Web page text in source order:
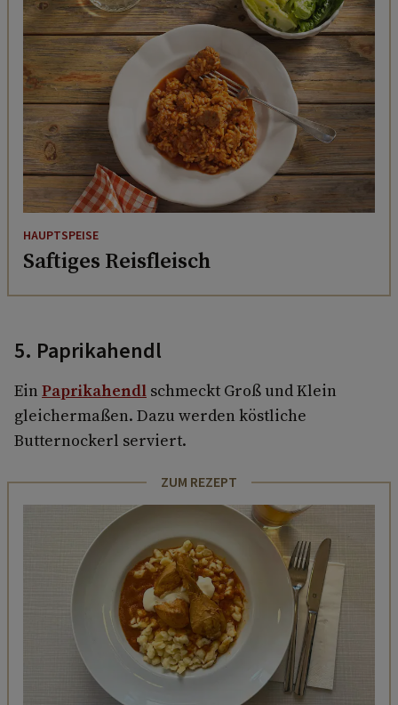
HAUPTSPEISE
Saftiges Reisfleisch
5. Paprikahendl
Ein Paprikahendl schmeckt Groß und Klein
gleichermaßen. Dazu werden köstliche
Butternockerl serviert.
ZUM REZEPT